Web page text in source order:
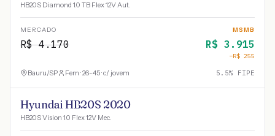
HB20S Diamond 1.0 TB Flex 12V Aut.
MERCADO
R$4.170
MSMB
R$ 3.915
−R$ 255
Bauru/SP Fem · 26-45 · c/ jovem 5.5% FIPE
Hyundai HB20S 2020
HB20S Vision 1.0 Flex 12V Mec.